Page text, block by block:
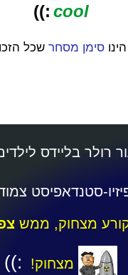
cool
:))
הינו סימן מסחר שכל
רולר בליידס
סטנדאפיסט
מצחוק, ממש
מצחוק! :))